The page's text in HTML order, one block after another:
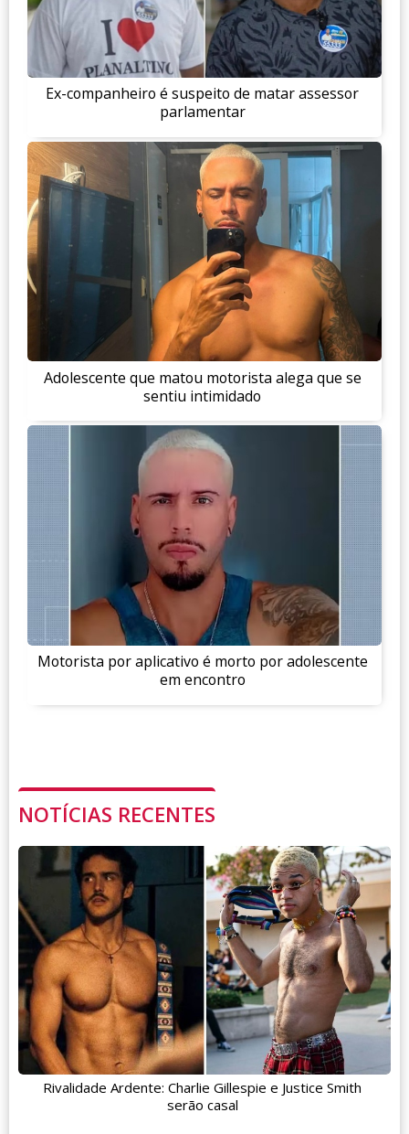
Ex-companheiro é suspeito de matar assessor
parlamentar
Adolescente que matou motorista alega que se
sentiu intimidado
Motorista por aplicativo é morto por adolescente
em encontro
NOTÍCIAS RECENTES
Rivalidade Ardente: Charlie Gillespie e Justice Smith
serão casal